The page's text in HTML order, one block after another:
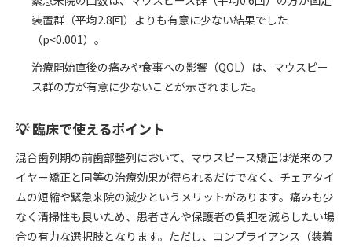
装置群（平均2.8回）よりも有意に少ない結果でした
（p<0.001）。
治療開始直後の痛みや食事への影響（QOL）は、マウスピー
ス群の方が有意に少ないことが示されました。
💡 臨床で使えるポイント
混合歯列期の前歯部整列において、マウスピース矯正は従来のワ
イヤー矯正と同等の治療効果が得られるだけでなく、チェアタイ
ムの短縮や緊急来院の減少というメリットがあります。痛みも少
なく清掃性も良いため、患者さんや保護者の負担を減らしたい場
合の有力な選択肢となります。ただし、コンプライアンス（装着